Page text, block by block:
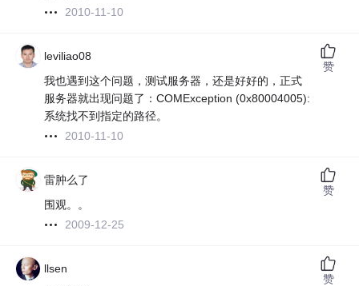
2010-11-10
leviliao08
我也遇到这个问题，测试服务器，还是好好的，正式
服务器就出现问题了：COMException (0x80004005):
系统找不到指定的路径。
2010-11-10
赞
雷肿么了
围观。。
2009-12-25
赞
llsen
赞